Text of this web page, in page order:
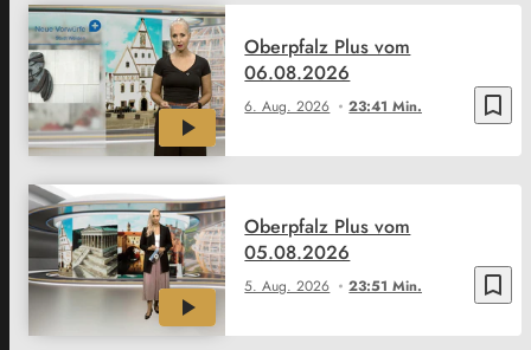
bookmark_border
6. Aug. 2026 23:41 Min.
Oberpfalz Plus vom
06.08.2026
bookmark_border
5. Aug. 2026 23:51 Min.
Oberpfalz Plus vom
05.08.2026